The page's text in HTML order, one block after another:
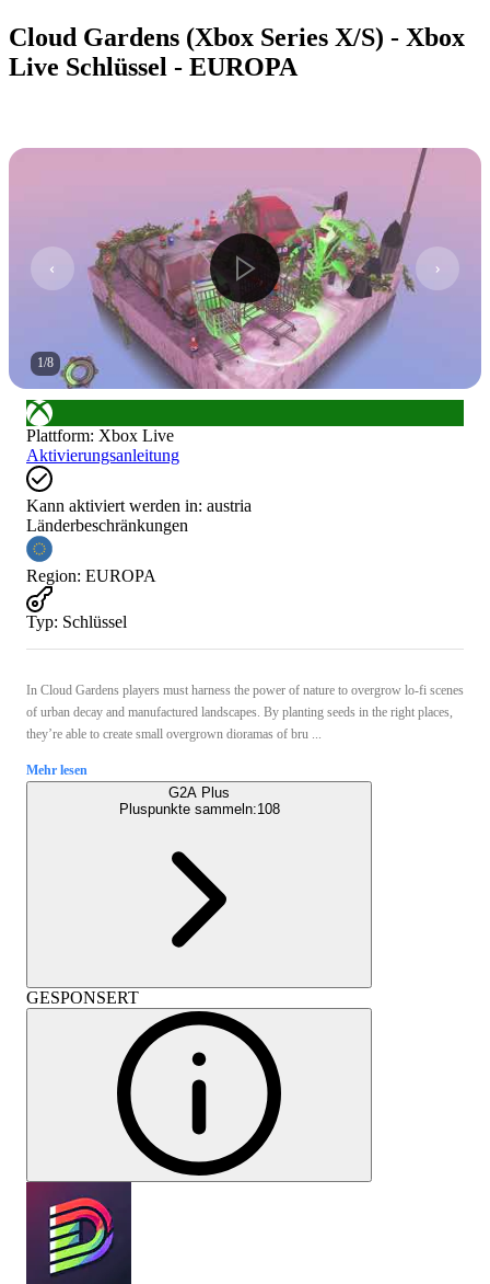
Cloud Gardens (Xbox Series X/S) - Xbox
Live Schlüssel - EUROPA
1/8
Plattform: Xbox Live
Aktivierungsanleitung
Kann aktiviert werden in: austria
Länderbeschränkungen
Region: EUROPA
Typ: Schlüssel
In Cloud Gardens players must harness the power of nature to overgrow lo-fi scenes
of urban decay and manufactured landscapes. By planting seeds in the right places,
they’re able to create small overgrown dioramas of bru ...
Mehr lesen
G2A Plus
Pluspunkte sammeln:108
GESPONSERT